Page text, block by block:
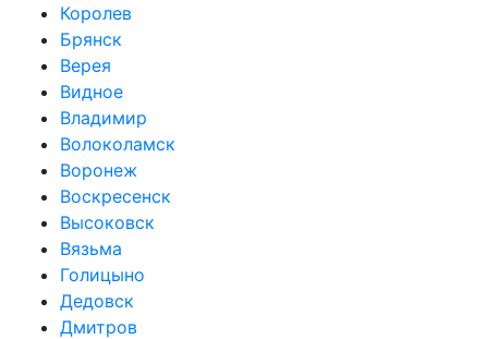
Королев
Брянск
Верея
Видное
Владимир
Волоколамск
Воронеж
Воскресенск
Высоковск
Вязьма
Голицыно
Дедовск
Дмитров